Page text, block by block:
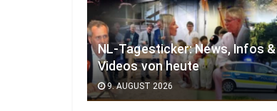
NL-Tagesticker: News, Infos &
Videos von heute
9. AUGUST 2026